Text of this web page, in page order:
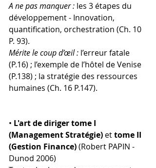
A ne pas manquer : les 3 étapes du
développement - Innovation,
quantification, orchestration (Ch. 10
P. 93).
Mérite le coup d’œil : l’erreur fatale
(P.16) ; l’exemple de l’hôtel de Venise
(P.138) ; la stratégie des ressources
humaines (Ch. 16 P.147).
• L'art de diriger tome I
(Management Stratégie) et tome II
(Gestion Finance) (Robert PAPIN -
Dunod 2006)